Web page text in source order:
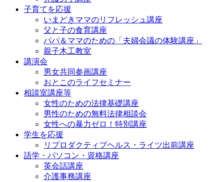
子育てを応援
いまどきママのリフレッシュ講座
父と子の食育講座
パパ＆ママのための「夫婦会議の体験講座」
親子木工教室
講演会
男女共同参画講座
おとこのライフセミナー
相談室講座等
女性のための法律基礎講座
男性のための無料法律相談会
女性への暴力ゼロ！特別講座
学生を応援
リプロダクティブヘルス・ライツ出前講座
語学・パソコン・資格講座
英会話講座
介護事務講座